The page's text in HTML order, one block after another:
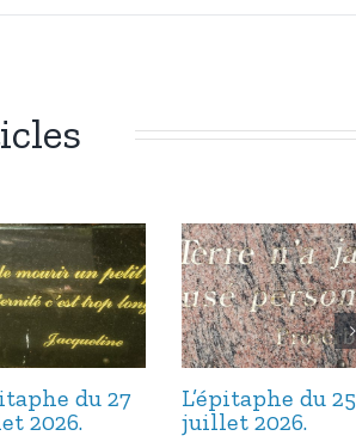
du 27
2026.
L’épitaphe du 25
juillet 2026.